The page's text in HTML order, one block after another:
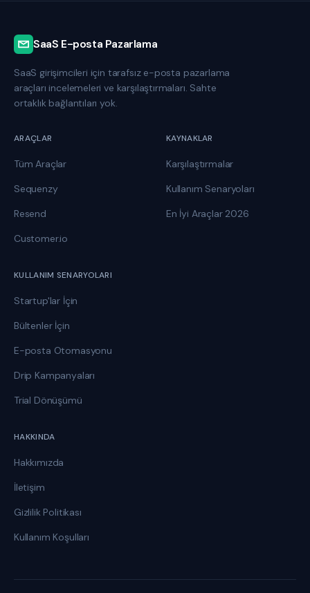
SaaS E-posta Pazarlama
SaaS girişimcileri için tarafsız e-posta pazarlama
araçları incelemeleri ve karşılaştırmaları. Sahte
ortaklık bağlantıları yok.
ARAÇLAR
Tüm Araçlar
Sequenzy
Resend
Customer.io
KAYNAKLAR
Karşılaştırmalar
Kullanım Senaryoları
En İyi Araçlar 2026
KULLANIM SENARYOLARI
Startup'lar İçin
Bültenler İçin
E-posta Otomasyonu
Drip Kampanyaları
Trial Dönüşümü
HAKKINDA
Hakkımızda
İletişim
Gizlilik Politikası
Kullanım Koşulları